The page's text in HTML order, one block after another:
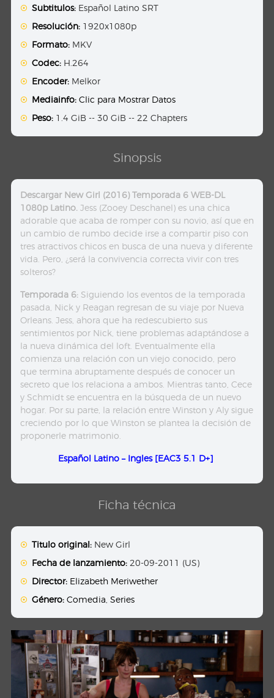
Subtitulos: Español Latino SRT
Resolución: 1920x1080p
Formato: MKV
Codec: H.264
Encoder: Melkor
Mediainfo: Clic para Mostrar Datos
Peso: 1.4 GiB -- 30 GiB -- 22 Chapters
Sinopsis
Descargar New Girl (2016) Temporada 6 WEB-DL
1080p Latino. Jess (Zooey Deschanel) es una chica
adorable que acaba de romper con su novio, así que en
un cambio de rumbo decide irse a compartir piso con
tres atractivos chicos en busca de una nueva y diferente
vida. Pero, ¿será la convivencia correcta vivir con tres
solteros?
Temporada 6: Siguiendo los eventos de la temporada
pasada, Nick y Reagan regresan de su viaje por Nueva
Orleans. Jess, ahora que ha redescubierto sus
sentimientos por Nick, tiene problemas adaptándose a
la nueva dinámica del loft. Eventualmente ella
comienza una relación con un viejo conocido, pero
que termina abruptamente después de conocer un
secreto que los relaciona a ambos. Mientras tanto, Cece
y Schmidt se encuentra en la búsqueda de un nuevo
hogar. Por su parte, la relación entre Winston y Aly sigue
creciendo por lo que Winston se plantea la decisión de
proponerle matrimonio.
Español Latino – Ingles [EAC3 5.1 D+]
Ficha técnica
Titulo original: New Girl
Fecha de lanzamiento: 20-09-2011 (US)
Director: Elizabeth Meriwether
Género: Comedia ,Series